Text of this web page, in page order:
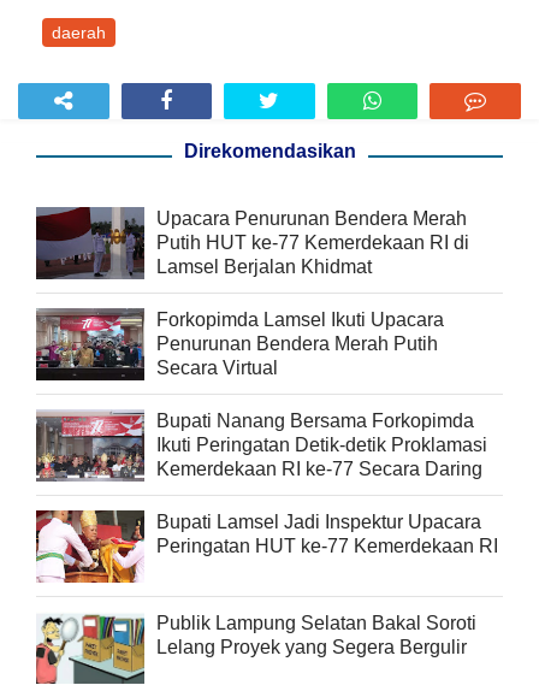
daerah
Direkomendasikan
Upacara Penurunan Bendera Merah
Putih HUT ke-77 Kemerdekaan RI di
Lamsel Berjalan Khidmat
Forkopimda Lamsel Ikuti Upacara
Penurunan Bendera Merah Putih
Secara Virtual
Bupati Nanang Bersama Forkopimda
Ikuti Peringatan Detik-detik Proklamasi
Kemerdekaan RI ke-77 Secara Daring
Bupati Lamsel Jadi Inspektur Upacara
Peringatan HUT ke-77 Kemerdekaan RI
Publik Lampung Selatan Bakal Soroti
Lelang Proyek yang Segera Bergulir